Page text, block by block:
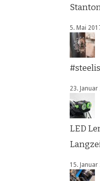
5. Mai
23. Januar
LED
15. Januar